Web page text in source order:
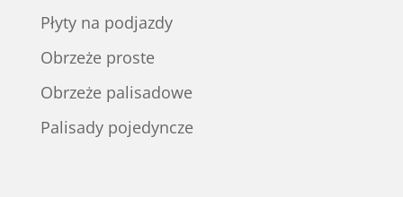
Płyty na podjazdy
Obrzeże proste
Obrzeże palisadowe
Palisady pojedyncze